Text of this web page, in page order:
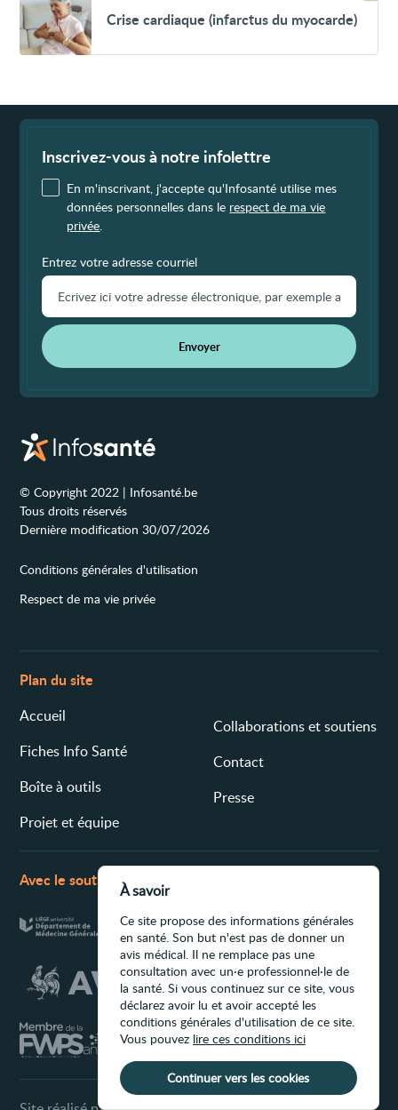
Crise
cardiaque
(infarctus
du
Crise cardiaque (infarctus du myocarde)
Inscrivez-vous à notre infolettre
En m'inscrivant, j'accepte qu'Infosanté utilise mes
données personnelles dans le respect de ma vie
privée.
Entrez votre adresse courriel
Envoyer
© Copyright 2022 | Infosanté.be
Tous droits réservés
Dernière modification 30/07/2026
Conditions générales d'utilisation
Respect de ma vie privée
Plan du site
Accueil
Fiches Info Santé
Boîte à outils
Projet et équipe
Collaborations et soutiens
Contact
Presse
Avec le soutien de
À savoir
Ce site propose des informations générales
en santé. Son but n'est pas de donner un
avis médical. Il ne remplace pas une
consultation avec un·e professionnel·le de
la santé. Si vous continuez sur ce site, vous
déclarez avoir lu et avoir accepté les
conditions générales d'utilisation de ce site.
Vous pouvez lire ces conditions ici
Continuer vers les cookies